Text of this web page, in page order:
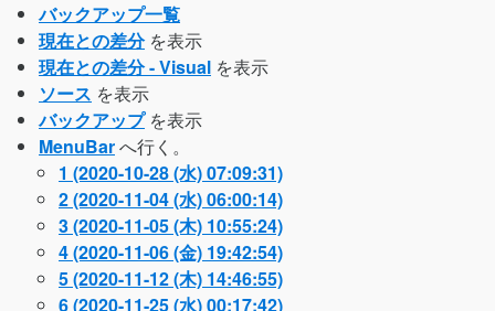
バックアップ一覧
現在との差分を表示
現在との差分 - Visual を表示
ソース を表示
バックアップを表示
MenuBarへ行く。
1 (2020-10-28 (水) 07:09:31)
2 (2020-11-04 (水) 06:00:14)
3 (2020-11-05 (木) 10:55:24)
4 (2020-11-06 (金) 19:42:54)
5 (2020-11-12 (木) 14:46:55)
6 (2020-11-25 (水) 00:17:42)